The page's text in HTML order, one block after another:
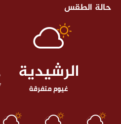
حالة الطقس
الرشيدية
غيوم متفرقة